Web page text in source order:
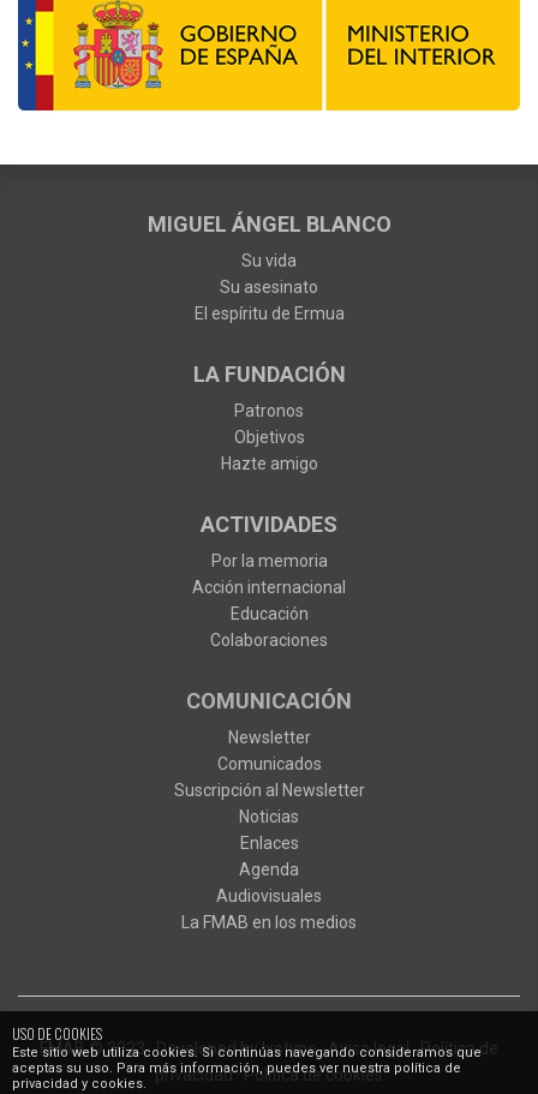
USO DE COOKIES
Este sitio web utiliza cookies. Si continúas navegando consideramos que
aceptas su uso. Para más información, puedes ver nuestra política de
privacidad y cookies.
MIGUEL ÁNGEL BLANCO
Su vida
Su asesinato
El espíritu de Ermua
LA FUNDACIÓN
Patronos
Objetivos
Hazte amigo
ACTIVIDADES
Por la memoria
Acción internacional
Educación
Colaboraciones
COMUNICACIÓN
Newsletter
Comunicados
Suscripción al Newsletter
Noticias
Enlaces
Agenda
Audiovisuales
La FMAB en los medios
FMAB© 2023·Developed byIxotype·Aviso legal·Política de
privacidad·Política de cookies